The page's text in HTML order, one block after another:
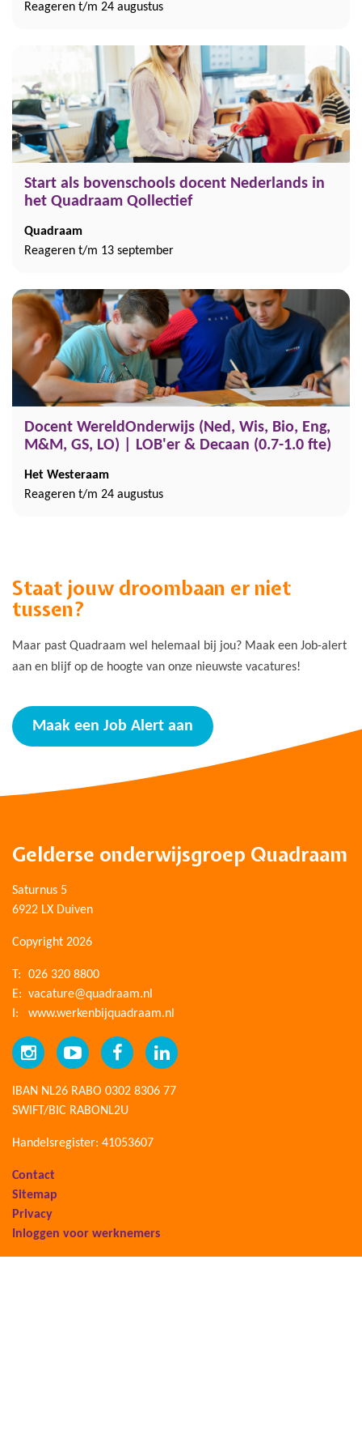
Reageren t/m 24 augustus
Start als bovenschools docent Nederlands in
het Quadraam Qollectief
Quadraam
Reageren t/m 13 september
Docent WereldOnderwijs (Ned, Wis, Bio, Eng,
M&M, GS, LO) | LOB'er & Decaan (0.7-1.0 fte)
Het Westeraam
Reageren t/m 24 augustus
Staat jouw droombaan er niet
tussen?
Maar past Quadraam wel helemaal bij jou? Maak een Job-alert
aan en blijf op de hoogte van onze nieuwste vacatures!
Maak een Job Alert aan
Gelderse onderwijsgroep Quadraam
Saturnus 5
6922 LX Duiven
Copyright 2026
T:
026 320 8800
E: vacature@quadraam.nl
I:
www.werkenbijquadraam.nl
IBAN NL26 RABO 0302 8306 77
SWIFT/BIC RABONL2U
Handelsregister: 41053607
Contact
Sitemap
Privacy
Inloggen voor werknemers